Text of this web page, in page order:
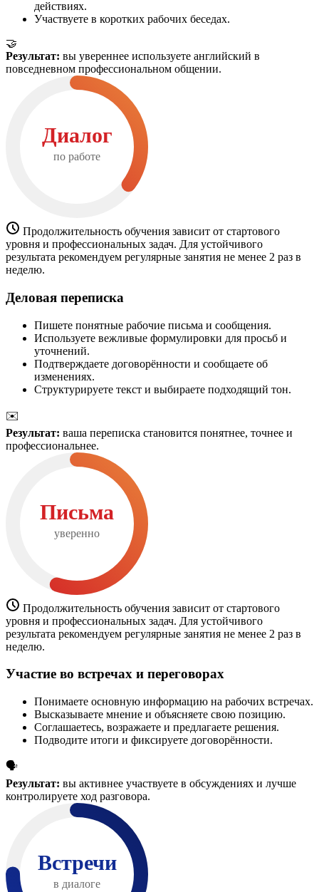
действиях.
Участвуете в коротких рабочих беседах.
🤝
Результат: вы увереннее используете английский в
повседневном профессиональном общении.
Диалог
по работе
Продолжительность обучения зависит от стартового
уровня и профессиональных задач. Для устойчивого
результата рекомендуем регулярные занятия не менее 2 раз в
неделю.
Деловая переписка
Пишете понятные рабочие письма и сообщения.
Используете вежливые формулировки для просьб и
уточнений.
Подтверждаете договорённости и сообщаете об
изменениях.
Структурируете текст и выбираете подходящий тон.
✉️
Результат: ваша переписка становится понятнее, точнее и
профессиональнее.
Письма
уверенно
Продолжительность обучения зависит от стартового
уровня и профессиональных задач. Для устойчивого
результата рекомендуем регулярные занятия не менее 2 раз в
неделю.
Участие во встречах и переговорах
Понимаете основную информацию на рабочих встречах.
Высказываете мнение и объясняете свою позицию.
Соглашаетесь, возражаете и предлагаете решения.
Подводите итоги и фиксируете договорённости.
🗣️
Результат: вы активнее участвуете в обсуждениях и лучше
контролируете ход разговора.
Встречи
в диалоге